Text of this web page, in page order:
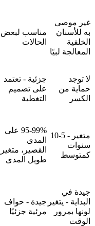
مناسب لبعض
الحالات
غير موصى
به للأسنان
الخلفية
المعالجة لبيًا
جزئية - تعتمد
على تصميم
التغطية
لا توجد
حماية من
الكسر
95-99% على
المدى
القصير، متغير
طويل المدى
متغير - 5-10
سنوات
كمتوسط
جيدة - حواف
مرئية جزئيًا
جيدة في
البداية - يتغير
لونها بمرور
الوقت